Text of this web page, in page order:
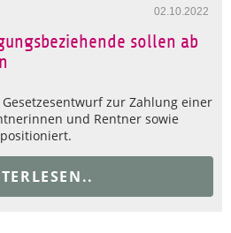
02.10.2022
sollen ab
zur Zahlung einer
und Rentner sowie